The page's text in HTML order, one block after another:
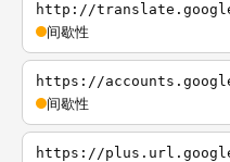
http://
间歇性
https://
间歇性
https://